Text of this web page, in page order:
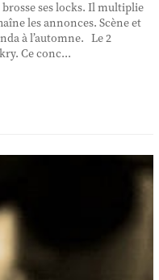
ses locks. Il multiplie
les annonces. Scène et
à l’automne. Le 2
Ce conc...